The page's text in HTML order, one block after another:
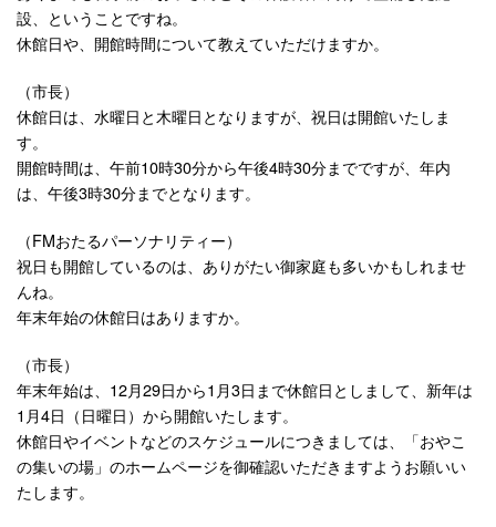
設、ということですね。
休館日や、開館時間について教えていただけますか。
（市長）
休館日は、水曜日と木曜日となりますが、祝日は開館いたしま
す。
開館時間は、午前10時30分から午後4時30分までですが、年内
は、午後3時30分までとなります。
（FMおたるパーソナリティー）
祝日も開館しているのは、ありがたい御家庭も多いかもしれませ
んね。
年末年始の休館日はありますか。
（市長）
年末年始は、12月29日から1月3日まで休館日としまして、新年は
1月4日（日曜日）から開館いたします。
休館日やイベントなどのスケジュールにつきましては、「おやこ
の集いの場」のホームページを御確認いただきますようお願いい
たします。